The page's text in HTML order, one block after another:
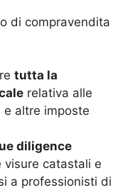
di compravendita
tutta la
relativa alle
e altre imposte
diligence
visure catastali e
a professionisti di